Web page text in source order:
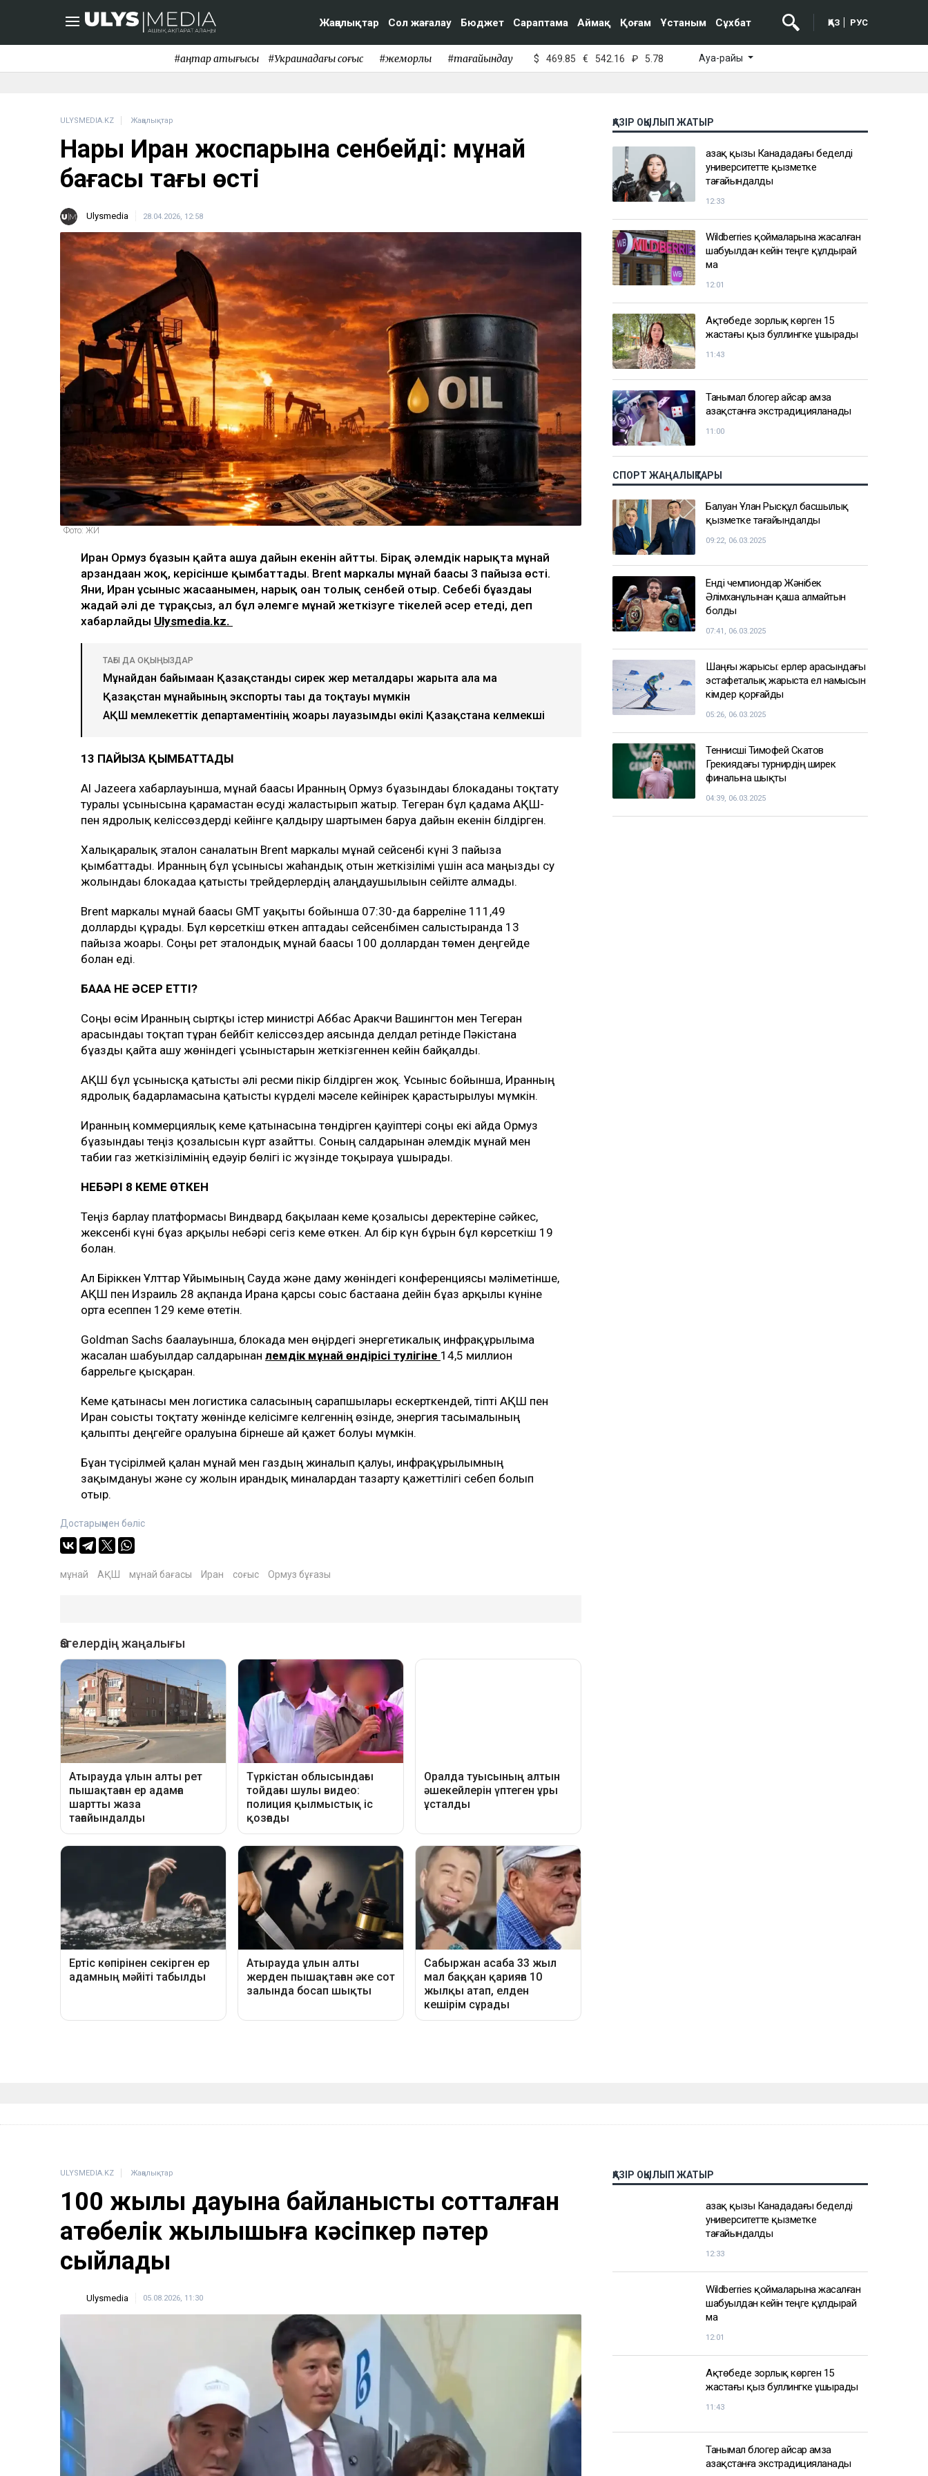
Жаңалықтар Сол жағалау Бюджет Сараптама Аймақ Қоғам Ұстаным Сұхбат ҚАЗ РУС
#қаңтар қақтығысы #Украинадағы соғыс #жемқорлық #тағайындау $ 469.85 € 542.16 ₽ 5.78 Ауа-райы
ULYSMEDIA.KZ Жаңалықтар
Нарық Иран жоспарына сенбейді: мұнай
бағасы тағы өсті
Ulysmedia 28.04.2026, 12:58
Фото: ЖИ
Иран Ормуз бұғазын қайта ашуға дайын екенін айтты. Бірақ әлемдік нарықта мұнай
арзандаған жоқ, керісінше қымбаттады. Brent маркалы мұнай бағасы 3 пайызға өсті.
Яғни, Иран ұсыныс жасағанымен, нарық оған толық сенбей отыр. Себебі бұғаздағы
жағдай әлі де тұрақсыз, ал бұл әлемге мұнай жеткізуге тікелей әсер етеді, деп
хабарлайды Ulysmedia.kz.
ТАҒЫ ДА ОҚЫҢЫЗДАР
Мұнайдан байымаған Қазақстанды сирек жер металдары жарыта ала ма
Қазақстан мұнайының экспорты тағы да тоқтауы мүмкін
АҚШ мемлекеттік департаментінің жоғары лауазымды өкілі Қазақстанға келмекші
13 ПАЙЫЗҒА ҚЫМБАТТАДЫ
Al Jazeera хабарлауынша, мұнай бағасы Иранның Ормуз бұғазындағы блокаданы тоқтату
туралы ұсынысына қарамастан өсуді жалғастырып жатыр. Тегеран бұл қадамға АҚШ-
пен ядролық келіссөздерді кейінге қалдыру шартымен баруға дайын екенін білдірген.
Халықаралық эталон саналатын Brent маркалы мұнай сейсенбі күні 3 пайызға
қымбаттады. Иранның бұл ұсынысы жаһандық отын жеткізілімі үшін аса маңызды су
жолындағы блокадаға қатысты трейдерлердің алаңдаушылығын сейілте алмады.
Brent маркалы мұнай бағасы GMT уақыты бойынша 07:30-да барреліне 111,49
долларды құрады. Бұл көрсеткіш өткен аптадағы сейсенбімен салыстырғанда 13
пайызға жоғары. Соңғы рет эталондық мұнай бағасы 100 доллардан төмен деңгейде
болған еді.
БАҒАҒА НЕ ӘСЕР ЕТТІ?
Соңғы өсім Иранның сыртқы істер министрі Аббас Аракчи Вашингтон мен Тегеран
арасындағы тоқтап тұрған бейбіт келіссөздер аясында делдал ретінде Пәкістанға
бұғазды қайта ашу жөніндегі ұсыныстарын жеткізгеннен кейін байқалды.
АҚШ бұл ұсынысқа қатысты әлі ресми пікір білдірген жоқ. Ұсыныс бойынша, Иранның
ядролық бағдарламасына қатысты күрделі мәселе кейінірек қарастырылуы мүмкін.
Иранның коммерциялық кеме қатынасына төндірген қауіптері соңғы екі айда Ормуз
бұғазындағы теңіз қозғалысын күрт азайтты. Соның салдарынан әлемдік мұнай мен
табиғи газ жеткізілімінің едәуір бөлігі іс жүзінде тоқырауға ұшырады.
НЕБӘРІ 8 КЕМЕ ӨТКЕН
Теңіз барлау платформасы Виндвард бақылаған кеме қозғалысы деректеріне сәйкес,
жексенбі күні бұғаз арқылы небәрі сегіз кеме өткен. Ал бір күн бұрын бұл көрсеткіш 19
болған.
Ал Біріккен Ұлттар Ұйымының Сауда және даму жөніндегі конференциясы мәліметінше,
АҚШ пен Израиль 28 ақпанда Иранға қарсы соғыс бастағанға дейін бұғаз арқылы күніне
орта есеппен 129 кеме өтетін.
Goldman Sachs бағалауынша, блокада мен өңірдегі энергетикалық инфрақұрылымға
жасалған шабуылдар салдарынан әлемдік мұнай өндірісі тәулігіне 14,5 миллион
баррельге қысқарған.
Кеме қатынасы мен логистика саласының сарапшылары ескерткендей, тіпті АҚШ пен
Иран соғысты тоқтату жөнінде келісімге келгеннің өзінде, энергия тасымалының
қалыпты деңгейге оралуына бірнеше ай қажет болуы мүмкін.
Бұған түсірілмей қалған мұнай мен газдың жиналып қалуы, инфрақұрылымның
зақымдануы және су жолын ирандық миналардан тазарту қажеттілігі себеп болып
отыр.
Достарыңмен бөліс
мұнай АҚШ мұнай бағасы Иран соғыс Ормуз бұғазы
ҚАЗІР ОҚЫЛЫП ЖАТЫР
Қазақ қызы Канададағы беделді
университетте қызметке
тағайындалды
12:33
Wildberries қоймаларына жасалған
шабуылдан кейін теңге құлдырай
ма
12:01
Ақтөбеде зорлық көрген 15
жастағы қыз буллингке ұшырады
11:43
Танымал блогер Қайсар Қамза
Қазақстанға экстрадицияланады
11:00
СПОРТ ЖАҢАЛЫҚТАРЫ
Балуан Ұлан Рысқұл басшылық
қызметке тағайындалды
09:22, 06.03.2025
Енді чемпиондар Жәнібек
Әлімханұлынан қаша алмайтын
болды
07:41, 06.03.2025
Шаңғы жарысы: ерлер арасындағы
эстафеталық жарыста ел намысын
кімдер қорғайды
05:26, 06.03.2025
Теннисші Тимофей Скатов
Грекиядағы турнирдің ширек
финалына шықты
04:39, 06.03.2025
ULYSMEDIA.KZ Жаңалықтар
100 жылқы дауына байланысты сотталған
ақтөбелік жылқышыға кәсіпкер пәтер
сыйлады
Ulysmedia 05.08.2026, 11:30
ҚАЗІР ОҚЫЛЫП ЖАТЫР
Қазақ қызы Канададағы беделді
университетте қызметке
тағайындалды
12:33
Wildberries қоймаларына жасалған
шабуылдан кейін теңге құлдырай
ма
12:01
Ақтөбеде зорлық көрген 15
жастағы қыз буллингке ұшырады
11:43
Танымал блогер Қайсар Қамза
Қазақстанға экстрадицияланады